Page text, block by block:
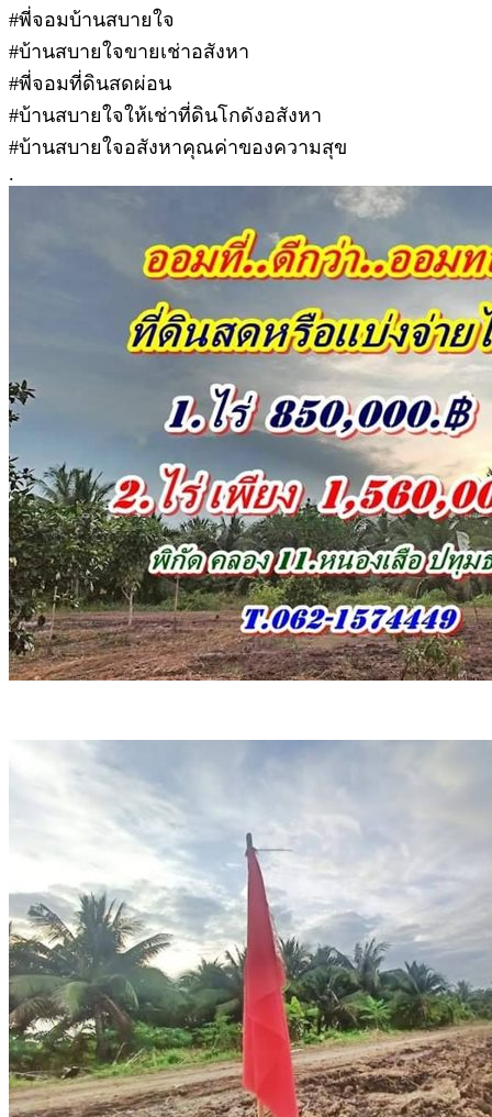
#พี่จอมบ้านสบายใจ
#บ้านสบายใจขายเช่าอสังหา
#พี่จอมที่ดินสดผ่อน
#บ้านสบายใจให้เช่าที่ดินโกดังอสังหา
#บ้านสบายใจอสังหาคุณค่าของความสุข
.